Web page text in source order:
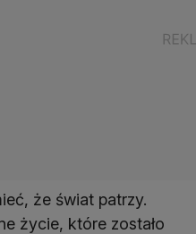
że świat patrzy.
życie, które zostało